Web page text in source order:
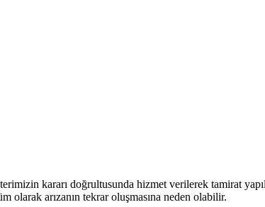
kararı doğrultusunda hizmet verilerek tamirat
olarak arızanın tekrar oluşmasına neden olabilir.